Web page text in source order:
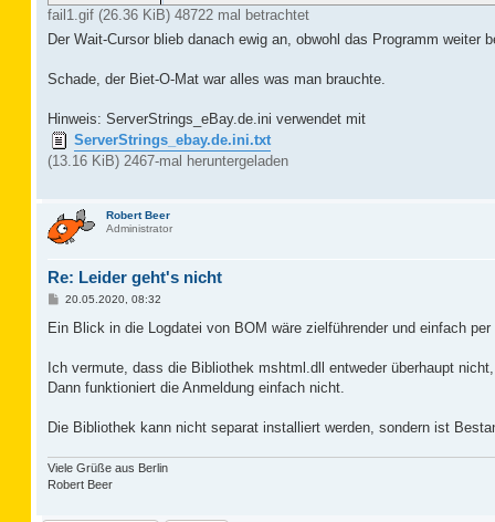
fail1.gif (26.36 KiB) 48722 mal betrachtet
Der Wait-Cursor blieb danach ewig an, obwohl das Programm weiter
Schade, der Biet-O-Mat war alles was man brauchte.
Hinweis: ServerStrings_eBay.de.ini verwendet mit
ServerStrings_ebay.de.ini.txt
(13.16 KiB) 2467-mal heruntergeladen
Robert Beer
Administrator
Re: Leider geht's nicht
B
i
a
20.05.2020, 08:32
Ein Blick in die Logdatei von BOM wäre zielführender und einfach
Ich vermute, dass die Bibliothek mshtml.dll entweder überhaupt
Dann funktioniert die Anmeldung einfach nicht.
Die Bibliothek kann nicht separat installiert werden, sondern ist
Viele Grüße aus Berlin
Robert Beer